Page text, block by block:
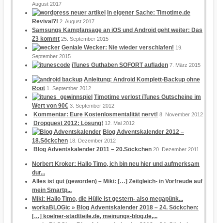
August 2017
In eigener Sache: Timotime.de
Revival?! 2. August 2017
Samsungs Kampfansage an iOS und Android geht weiter: Das
Z3 kommt 25. September 2015
Geniale Wecker: Nie wieder verschlafen! 19.
September 2015
iTunes Guthaben SOFORT aufladen 7. März 2015
Anleitung: Android Komplett-Backup ohne
Root 1. September 2012
Timotime verlost iTunes Gutscheine im
Wert von 90€ 3. September 2012
Kommentar: Eure Kostenlosmentalität nervt! 8. November 2012
Dropquest 2012: Lösung! 12. Mai 2012
Blog Adventskalender 2012 –
18.Söckchen 18. Dezember 2012
Blog Adventskalender 2011 – 20.Söckchen 20. Dezember 2011
Norbert Kroker: Hallo Timo, ich bin neu hier und aufmerksam
dur...
Alles ist gut (geworden) – Miki: […] Zeitgleich- in Vorfreude auf
mein Smartp...
Miki: Hallo Timo, die Hülle ist gestern- also megapünk...
workaBLOGic » Blog Adventskalender 2018 – 24. Söckchen:
[…] koelner-stadtteile.de, meinungs-blog.de,...